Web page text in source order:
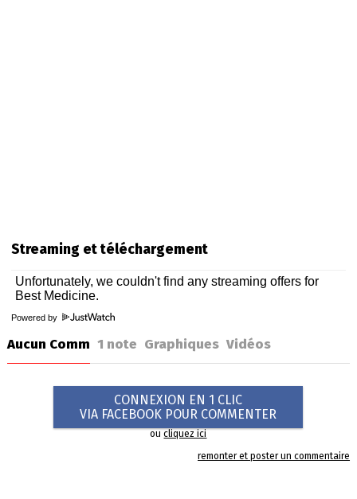
Streaming et téléchargement
Powered by
Aucun Comm 1 note Graphiques Vidéos
CONNEXION EN 1 CLIC
VIA FACEBOOK POUR COMMENTER
oucliquez ici
remonter et poster un commentaire